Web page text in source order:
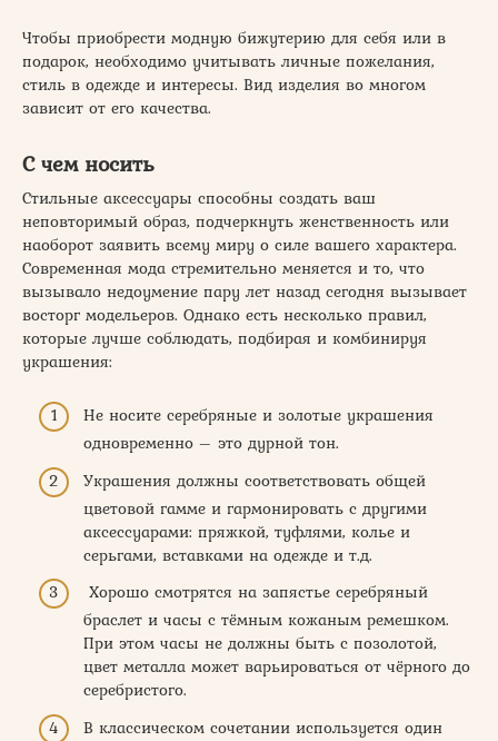
Чтобы приобрести модную бижутерию для себя или в
подарок, необходимо учитывать личные пожелания,
стиль в одежде и интересы. Вид изделия во многом
зависит от его качества.
С чем носить
Стильные аксессуары способны создать ваш
неповторимый образ, подчеркнуть женственность или
наоборот заявить всему миру о силе вашего характера.
Современная мода стремительно меняется и то, что
вызывало недоумение пару лет назад сегодня вызывает
восторг модельеров. Однако есть несколько правил,
которые лучше соблюдать, подбирая и комбинируя
украшения:
Не носите серебряные и золотые украшения
одновременно – это дурной тон.
Украшения должны соответствовать общей
цветовой гамме и гармонировать с другими
аксессуарами: пряжкой, туфлями, колье и
серьгами, вставками на одежде и т.д.
Хорошо смотрятся на запястье серебряный
браслет и часы с тёмным кожаным ремешком.
При этом часы не должны быть с позолотой,
цвет металла может варьироваться от чёрного до
серебристого.
В классическом сочетании используется один